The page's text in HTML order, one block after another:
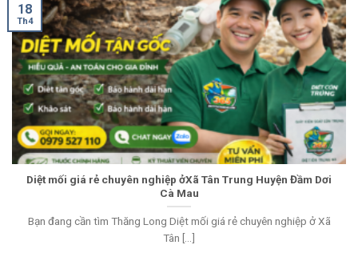
Diệt mối giá rẻ chuyên nghiệp ởXã Tân Trung Huyện Đầm Dơi
Cà Mau
Bạn đang cần tìm Thăng Long Diệt mối giá rẻ chuyên nghiệp ở Xã
Tân [...]
18
Th4